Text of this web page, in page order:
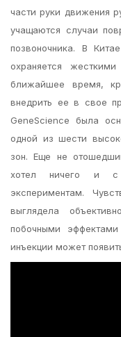
части руки движения
учащаются случаи
позвоночника. В
охраняется
ближайшее время,
внедрить ее в свое
GeneScience была
одной из шести
зон. Еще не
хотел ничего и с
экспериментам.
выглядела
побочными
инъекции может